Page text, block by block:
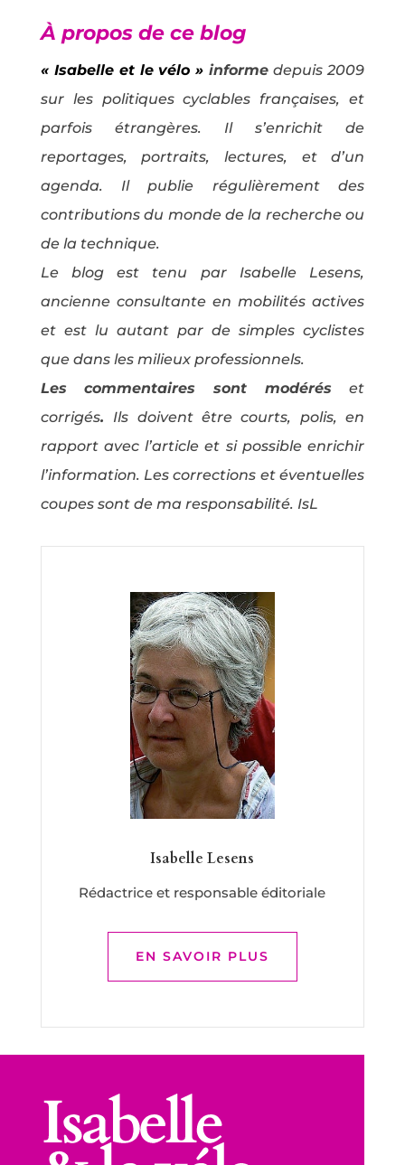
À propos de ce blog
« Isabelle et le vélo » informe depuis 2009
sur les politiques cyclables françaises, et
parfois étrangères. Il s’enrichit de
reportages, portraits, lectures, et d’un
agenda. Il publie régulièrement des
contributions du monde de la recherche ou
de la technique.
Le blog est tenu par Isabelle Lesens,
ancienne consultante en mobilités actives
et est lu autant par de simples cyclistes
que dans les milieux professionnels.
Les commentaires sont modéréset
corrigés. Ils doivent être courts, polis, en
rapport avec l’article et si possible enrichir
l’information. Les corrections et éventuelles
coupes sont de ma responsabilité. IsL
Isabelle Lesens
Rédactrice et responsable éditoriale
EN SAVOIR PLUS